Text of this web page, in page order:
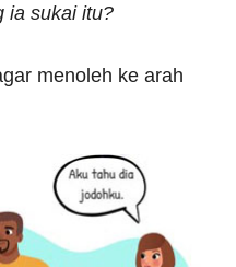
ia sukai itu?
menoleh ke arah